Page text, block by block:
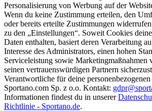
Personalisierung von Werbung auf der
Wenn du keine Zustimmung erteilen, den
oder bereits erteilte Zustimmungen
zu den „Einstellungen“. Soweit Cookies
Daten enthalten, basiert deren Verarbeitung
Interesse des Administrators, einen hohen
Serviceleistung sowie Marketingmaßnahmen
seinen vertrauenswürdigen Partnern
Verantwortliche für deine
Sportano.com Sp. z o.o. Kontakt:
Informationen findest du in unserer
Richtlinie - Sportano.de.